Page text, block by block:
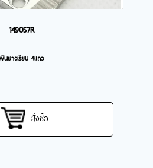
149057R
ฟันยางเรียบ 4แถว
สั่งซื้อ